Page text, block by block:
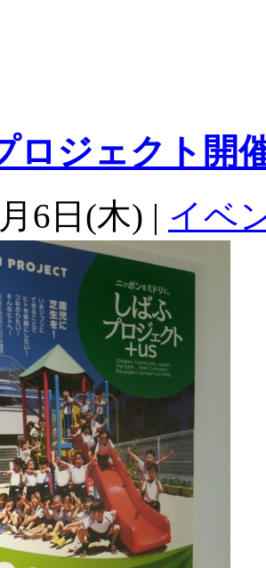
ロジェクト開
6日(木) | イベ